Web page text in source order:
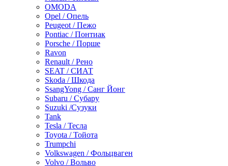
OMODA
Opel / Опель
Peugeot / Пежо
Pontiac / Понтиак
Porsche / Порше
Ravon
Renault / Рено
SEAT / СИАТ
Skoda / Шкода
SsangYong / Санг Йонг
Subaru / Субару
Suzuki /Сузуки
Tank
Tesla / Тесла
Toyota / Тойота
Trumpchi
Volkswagen / Фольцваген
Volvo / Вольво